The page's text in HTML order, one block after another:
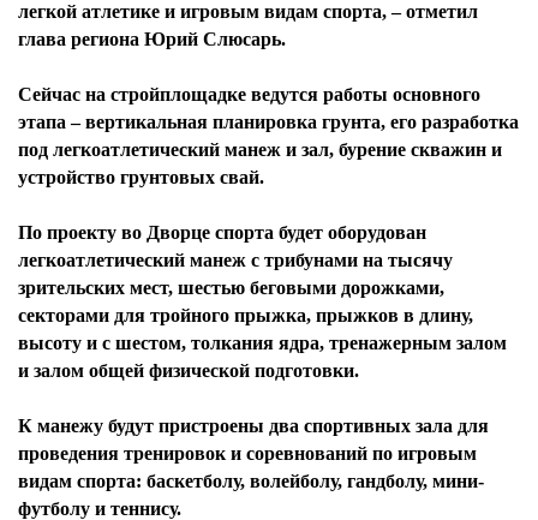
легкой атлетике и игровым видам спорта, – отметил
глава региона Юрий Слюсарь.
Сейчас на стройплощадке ведутся работы основного
этапа – вертикальная планировка грунта, его разработка
под легкоатлетический манеж и зал, бурение скважин и
устройство грунтовых свай.
По проекту во Дворце спорта будет оборудован
легкоатлетический манеж с трибунами на тысячу
зрительских мест, шестью беговыми дорожками,
секторами для тройного прыжка, прыжков в длину,
высоту и с шестом, толкания ядра, тренажерным залом
и залом общей физической подготовки.
К манежу будут пристроены два спортивных зала для
проведения тренировок и соревнований по игровым
видам спорта: баскетболу, волейболу, гандболу, мини-
футболу и теннису.